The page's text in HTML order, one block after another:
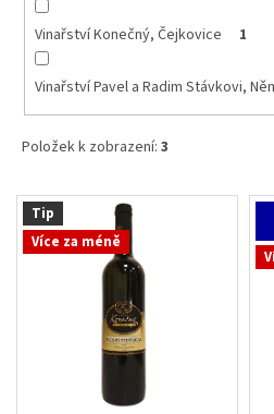
Vinařství Konečný, Čejkovice 1
Vinařství Pavel a Radim Stávkovi,
Položek k zobrazení: 3
V Tip
Více za méně